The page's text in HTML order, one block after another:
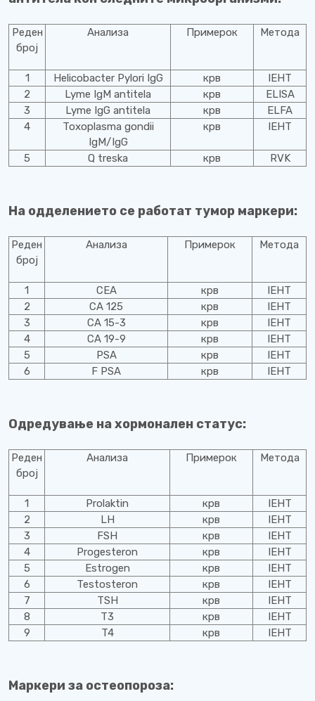
Реден
број
Анализа Примерок Метода
1 Helicobacter Pylori IgG крв
IEHT
2
Lyme IgM antitela крв
ELISA
3
Lyme IgG antitela крв
ELFA
4
Toxoplasma gondii
IgM/IgG
крв IEHT
5 Q treska крв RVK
На одделението се работат тумор маркери:
Реден
број
Анализа Примерок Метода
1 CEA крв
IEHT
2
CA 125 крв
IEHT
3
CA 15-3 крв
IEHT
4
CA 19-9 крв
IEHT
5
PSA крв
IEHT
6
F PSA крв IEHT
Одредување на хормонален статус:
Реден
број
Анализа Примерок Метода
1 Prolaktin крв
IEHT
2
LH крв
IEHT
3
FSH крв
IEHT
4
Progesteron крв
IEHT
5
Estrogen крв
IEHT
6
Testosteron крв
IEHT
7
TSH крв
IEHT
8
T3 крв
IEHT
9
T4 крв IEHT
Маркери за остеопороза: